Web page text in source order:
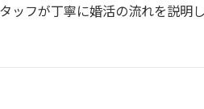
ッフが丁寧に婚活の流れを説明